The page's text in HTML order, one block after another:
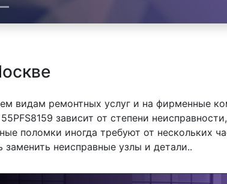
видам ремонтных услуг и на фирменные
зависит от степени
поломки иногда требуют от нескольких
неисправные узлы и детали..